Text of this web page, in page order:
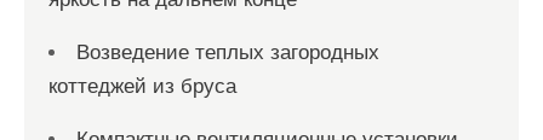
Возведение теплых загородных
коттеджей из бруса